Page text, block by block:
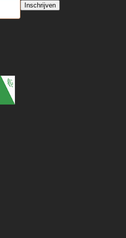
Inschrijven